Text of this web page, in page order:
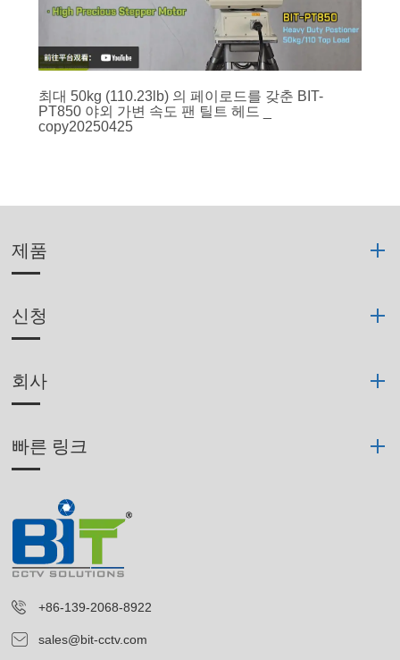
최대 50kg (110.23lb) 의 페이로드를 갖춘 BIT-
PT850 야외 가변 속도 팬 틸트 헤드 _
copy20250425
제품
신청
회사
빠른 링크
+86-139-2068-8922
sales@bit-cctv.com